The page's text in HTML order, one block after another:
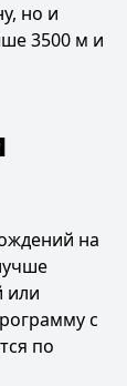
но и
3500 м и
на
или
с
по